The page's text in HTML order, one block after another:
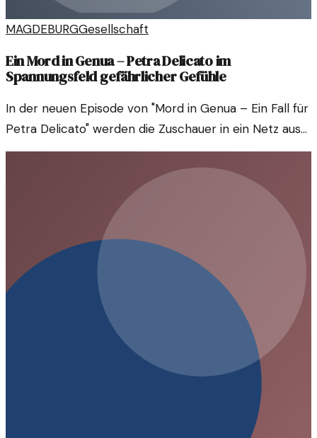
MAGDEBURGGesellschaft
Ein Mord in Genua – Petra Delicato im
Spannungsfeld gefährlicher Gefühle
In der neuen Episode von "Mord in Genua – Ein Fall für
Petra Delicato" werden die Zuschauer in ein Netz aus
gefährlichen Gefühlen und unerwarteten Wendungen
gezogen. Die komplexe Handlung verspricht
Spannung und tiefgehende Charakterstudien.